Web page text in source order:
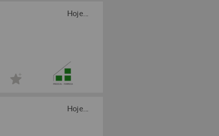
Hoje...
Hoje...